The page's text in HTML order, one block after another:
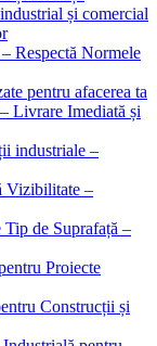
și comercial
Respectă Normele
pentru afacerea ta
Livrare Imediată și
industriale –
Vizibilitate –
de Suprafață –
Proiecte
Construcții și